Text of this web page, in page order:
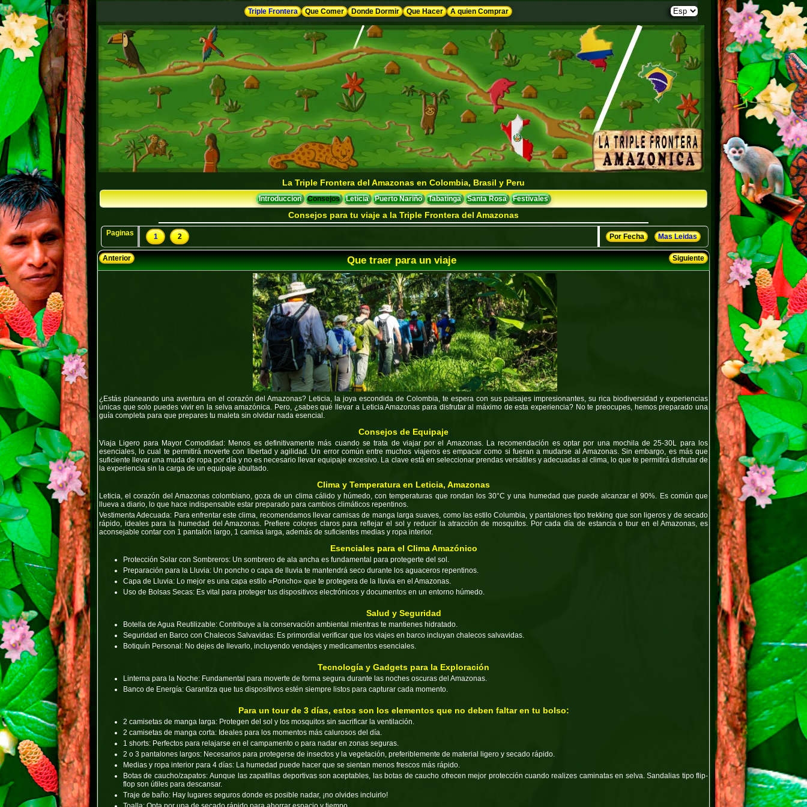
Triple Frontera Que Comer Donde Dormir Que Hacer A quien Comprar
La Triple Frontera del Amazonas en Colombia, Brasil y Peru
Introduccion Consejos Leticia Puerto Nariño Tabatinga Santa Rosa Festivales
Consejos para tu viaje a la Triple Frontera del Amazonas
Paginas 1 2 Por Fecha Mas Leidas
Anterior Siguiente
Que traer para un viaje
¿Estás planeando una aventura en el corazón del Amazonas? Leticia, la joya escondida de Colombia, te espera con sus paisajes impresionantes, su rica biodiversidad y experiencias
únicas que solo puedes vivir en la selva amazónica. Pero, ¿sabesqué llevar a Leticia Amazonas para disfrutar al máximo de esta experiencia? No te preocupes, hemos preparado una
guía completa para que prepares tu maleta sin olvidar nada esencial.
Consejos de Equipaje
Viaja Ligero para Mayor Comodidad: Menos es definitivamente más cuando se trata de viajar por el Amazonas. La recomendación es optar por una mochila de 25-30L para los
esenciales, lo cual te permitirá moverte con libertad y agilidad. Un error común entre muchos viajeros es empacar como si fueran a mudarse al Amazonas. Sin embargo, es más que
suficiente llevar una muda de ropa por día y no es necesario llevar equipaje excesivo. La clave está en seleccionar prendas versátiles y adecuadas al clima, lo que te permitirá disfrutar de
la experiencia sin la carga de un equipaje abultado.
Clima y Temperatura en Leticia, Amazonas
Leticia, el corazón del Amazonas colombiano, goza de un clima cálido y húmedo, con temperaturas que rondan los 30°C y una humedad que puede alcanzar el 90%. Es común que
llueva a diario, lo que hace indispensable estar preparado para cambios climáticos repentinos.
Vestimenta Adecuada: Para enfrentar este clima, recomendamos llevar camisas de manga larga suaves, como las estilo Columbia, y pantalones tipo trekking que son ligeros y de secado
rápido, ideales para la humedad del Amazonas. Prefiere colores claros para reflejar el sol y reducir la atracción de mosquitos. Por cada día de estancia o tour en el Amazonas, es
aconsejable contar con 1 pantalón largo, 1 camisa larga, además de suficientes medias y ropa interior.
Esenciales para el Clima Amazónico
Protección Solar con Sombreros: Un sombrero de ala ancha es fundamental para protegerte del sol.
Preparación para la Lluvia: Un poncho o capa de lluvia te mantendrá seco durante los aguaceros repentinos.
Capa de Lluvia: Lo mejor es una capa estilo «Poncho» que te protegera de la lluvia en el Amazonas.
Uso de Bolsas Secas: Es vital para proteger tus dispositivos electrónicos y documentos en un entorno húmedo.
Salud y Seguridad
Botella de Agua Reutilizable: Contribuye a la conservación ambiental mientras te mantienes hidratado.
Seguridad en Barco con Chalecos Salvavidas: Es primordial verificar que los viajes en barco incluyan chalecos salvavidas.
Botiquín Personal: No dejes de llevarlo, incluyendo vendajes y medicamentos esenciales.
Tecnología y Gadgets para la Exploración
Linterna para la Noche: Fundamental para moverte de forma segura durante las noches oscuras del Amazonas.
Banco de Energía: Garantiza que tus dispositivos estén siempre listos para capturar cada momento.
Para un tour de 3 días, estos son los elementos que no deben faltar en tu bolso:
2 camisetas de manga larga: Protegen del sol y los mosquitos sin sacrificar la ventilación.
2 camisetas de manga corta: Ideales para los momentos más calurosos del día.
1 shorts: Perfectos para relajarse en el campamento o para nadar en zonas seguras.
2 o 3 pantalones largos: Necesarios para protegerse de insectos y la vegetación, preferiblemente de material ligero y secado rápido.
Medias y ropa interior para 4 días: La humedad puede hacer que se sientan menos frescos más rápido.
Botas de caucho/zapatos:Aunque las zapatillas deportivas son aceptables, las botas de caucho ofrecen mejor protección cuando realizes caminatas en selva. Sandalias tipo flip-
flop son útiles para descansar.
Traje de baño: Hay lugares seguros donde es posible nadar, ¡no olvides incluirlo!